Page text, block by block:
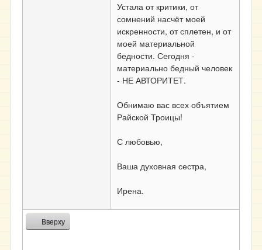
Устала от критики, от
сомнений насчёт моей
искренности, от сплетен, и от
моей материальной
бедности. Сегодня -
материально бедный человек
- НЕ АВТОРИТЕТ.
Обнимаю вас всех объятием
Райской Троицы!
С любовью,
Ваша духовная сестра,
Ирена.
Вверху